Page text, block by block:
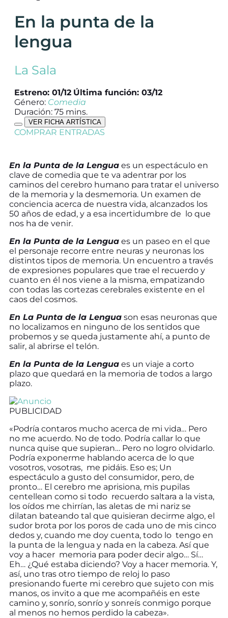
En la punta de la
lengua
La Sala
Estreno: 01/12 Última función: 03/12
Género: Comedia
Duración: 75 mins.
VER FICHA ARTÍSTICA
COMPRAR ENTRADAS
En la Punta de la Lengua es un espectáculo en
clave de comedia que te va adentrar por los
caminos del cerebro humano para tratar el universo
de la memoria y la desmemoria. Un examen de
conciencia acerca de nuestra vida, alcanzados los
50 años de edad, y a esa incertidumbre de lo que
nos ha de venir.
En la Punta de la Lengua es un paseo en el que
el personaje recorre entre neuras y neuronas los
distintos tipos de memoria. Un encuentro a través
de expresiones populares que trae el recuerdo y
cuanto en él nos viene a la misma, empatizando
con todas las cortezas cerebrales existente en el
caos del cosmos.
En La Punta de la Lengua son esas neuronas que
no localizamos en ninguno de los sentidos que
probemos y se queda justamente ahí, a punto de
salir, al abrirse el telón.
En la Punta de la Lengua es un viaje a corto
plazo que quedará en la memoria de todos a largo
plazo.
PUBLICIDAD
«Podría contaros mucho acerca de mi vida… Pero
no me acuerdo. No de todo. Podría callar lo que
nunca quise que supieran… Pero no logro olvidarlo.
Podría exponerme hablando acerca de lo que
vosotros, vosotras, me pidáis. Eso es; Un
espectáculo a gusto del consumidor, pero, de
pronto… El cerebro me aprisiona, mis pupilas
centellean como si todo recuerdo saltara a la vista,
los oídos me chirrían, las aletas de mi nariz se
dilatan bateando tal que quisieran decirme algo, el
sudor brota por los poros de cada uno de mis cinco
dedos y, cuando me doy cuenta, todo lo tengo en
la punta de la lengua y nada en la cabeza. Así que
voy a hacer memoria para poder decir algo… Sí…
Eh… ¿Qué estaba diciendo? Voy a hacer memoria. Y,
así, uno tras otro tiempo de reloj lo paso
presionando fuerte mi cerebro que sujeto con mis
manos, os invito a que me acompañéis en este
camino y, sonrío, sonrío y sonreís conmigo porque
al menos no hemos perdido la cabeza».